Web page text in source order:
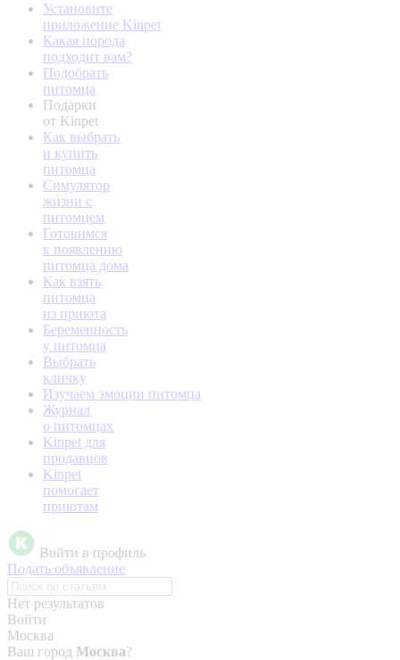
Установите
приложение Kinpet
Какая порода
подходит вам?
Подобрать
питомца
Подарки
от Kinpet
Как выбрать
и купить
питомца
Симулятор
жизни с
питомцем
Готовимся
к появлению
питомца дома
Как взять
питомца
из приюта
Беременность
у питомца
Выбрать
кличку
Изучаем эмоции питомца
Журнал
о питомцах
Kinpet для
продавцов
Kinpet
помогает
приютам
Войти в профиль
Подать объявление
Нет результатов
Войти
Москва
Ваш город Москва?